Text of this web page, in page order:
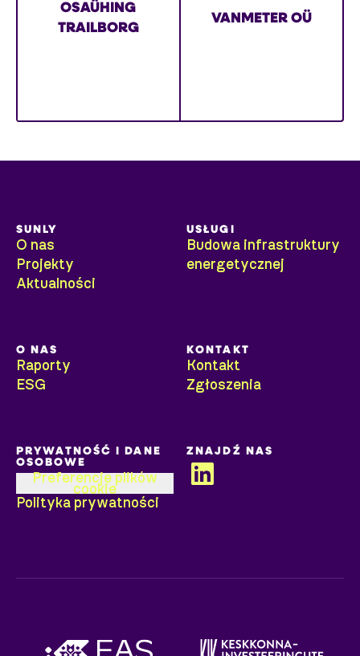
KERSTIN KÜTT
Susurrus OÜ
OSAÜHING
TRAILBORG
VANMETER OÜ
SUNLY
O nas
Projekty
Aktualności
USŁUGI
Budowa infrastruktury
energetycznej
O NAS
Raporty
ESG
KONTAKT
Kontakt
Zgłoszenia
PRYWATNOŚĆ I DANE
OSOBOWE
Preferencje plików
cookie
Polityka prywatności
ZNAJDŹ NAS